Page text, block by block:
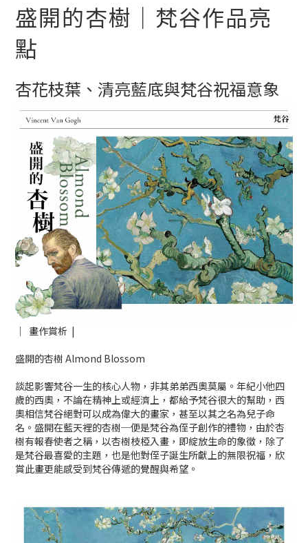
盛開的杏樹｜梵谷作品亮
點
杏花枝葉、清亮藍底與梵谷祝福意象
｜ 畫作賞析 |
盛開的杏樹 Almond Blossom
談起影響梵谷一生的核心人物，非其弟弟西奧莫屬。年紀小他四
歲的西奧，不論在精神上或經濟上，都給予梵谷很大的幫助，西
奧相信梵谷絕對可以成為偉大的畫家，甚至以其之名為兒子命
名。盛開在藍天裡的杏樹─便是梵谷為侄子創作的禮物，由於杏
樹有報春使者之稱，以杏樹枝椏入畫，即綻放生命的象徵，除了
是梵谷最喜愛的主題，也是他對侄子誕生所獻上的無限祝福，欣
賞此畫更能感受到梵谷傳遞的覺醒與希望。